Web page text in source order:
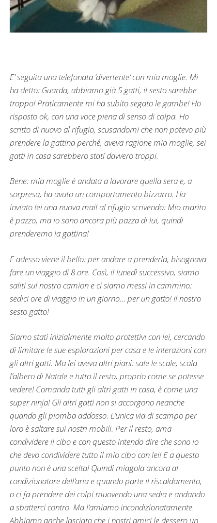
E’ seguita una telefonata ‘divertente’ con mia moglie. Mi
ha detto: Guarda, abbiamo già 5 gatti, il sesto sarebbe
troppo! Praticamente mi ha subito segato le gambe! Ho
risposto ok, con una voce piena di senso di colpa. Ho
scritto di nuovo al rifugio, scusandomi che non potevo più
prendere la gattina perché, aveva ragione mia moglie, sei
gatti in casa sarebbero stati davvero troppi.
Bene: mia moglie è andata a lavorare quella sera e, a
sorpresa, ha avuto un comportamento bizzarro. Ha
inviato lei una nuova mail al rifugio scrivendo: Mio marito
è pazzo, ma io sono ancora più pazza di lui, quindi
prenderemo la gattina!
E adesso viene il bello: per andare a prenderla, bisognava
fare un viaggio di 8 ore. Così, il lunedì successivo, siamo
saliti sul nostro camion e ci siamo messi in cammino:
sedici ore di viaggio in un giorno… per un gatto! Il nostro
sesto gatto!
Siamo stati inizialmente molto protettivi con lei, cercando
di limitare le sue esplorazioni per casa e le interazioni con
gli altri gatti. Ma lei aveva altri piani: sale le scale, scala
l’albero di Natale e tutto il resto, proprio come se potesse
vedere! Comanda tutti gli altri gatti in casa, è come una
super ninja! Gli altri gatti non si accorgono neanche
quando gli piomba addosso. L’unica via di scampo per
loro è saltare sui nostri mobili. Per il resto, ama
condividere il cibo e con questo intendo dire che sono io
che devo condividere tutto il mio cibo con lei! E a questo
punto non è una scelta! Quindi miagola ancora al
condizionatore dell’aria e quando parte il riscaldamento,
o ci fa prendere dei colpi muovendo una sedia e andando
a sbatterci contro. Ma l’amiamo incondizionatamente.
Abbiamo anche lasciato che i nostri amici le dessero un